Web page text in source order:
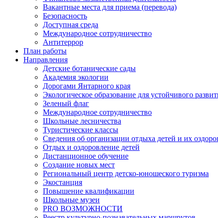
Вакантные места для приема (перевода)
Безопасность
Доступная среда
Международное сотрудничество
Антитеррор
План работы
Направления
Детские ботанические сады
Академия экологии
Дорогами Янтарного края
Экологическое образование для устойчивого
Зеленый флаг
Международное сотрудничество
Школьные лесничества
Туристические классы
Сведения об организации отдыха детей и их
Отдых и оздоровление детей
Дистанционное обучение
Создание новых мест
Региональный центр детско-юношеского туризма
Экостанция
Повышение квалификации
Школьные музеи
PRO ВОЗМОЖНОСТИ